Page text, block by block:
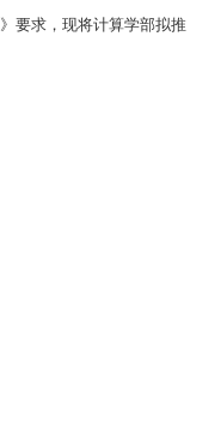
》要求，现将计算学部拟推